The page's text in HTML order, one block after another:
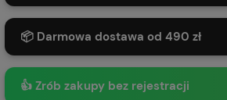
📦 Darmowa dostawa od 490 zł
👍 Zrób zakupy bez rejestracji